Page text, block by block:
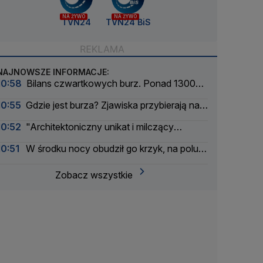
NA ŻYWO
TVN24
NA ŻYWO
TVN24 BiS
INFORMACJE:
Bilans czwartkowych burz. Ponad 1300
Gdzie jest burza? Zjawiska przybierają na
"Architektoniczny unikat i milczący
W środku nocy obudził go krzyk, na polu
Zobacz wszystkie